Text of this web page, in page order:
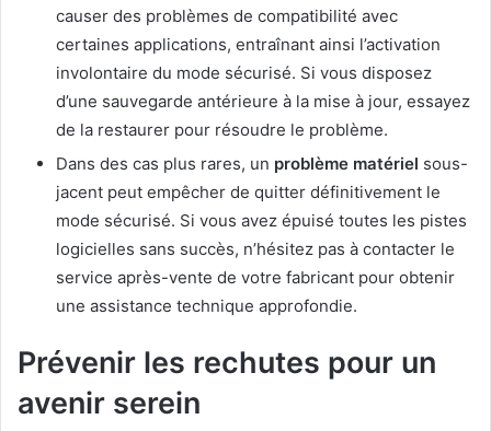
causer des problèmes de compatibilité avec
certaines applications, entraînant ainsi l’activation
involontaire du mode sécurisé. Si vous disposez
d’une sauvegarde antérieure à la mise à jour, essayez
de la restaurer pour résoudre le problème.
Dans des cas plus rares, un problème matériel sous-
jacent peut empêcher de quitter définitivement le
mode sécurisé. Si vous avez épuisé toutes les pistes
logicielles sans succès, n’hésitez pas à contacter le
service après-vente de votre fabricant pour obtenir
une assistance technique approfondie.
Prévenir les rechutes pour un
avenir serein